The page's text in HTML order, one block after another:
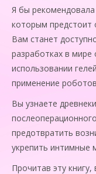
Я бы
которым предстоит
Вам станет
разработках в мире
использовании
применение
Вы узнаете
предотвратить
укрепить интимные
Прочитав эту